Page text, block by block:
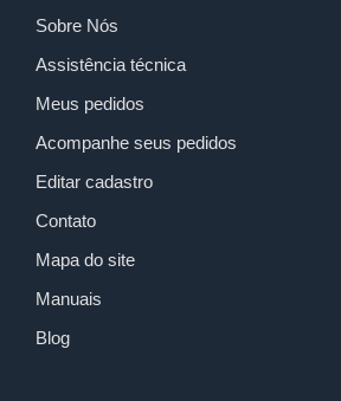
Sobre Nós
Assistência técnica
Meus pedidos
Acompanhe seus pedidos
Editar cadastro
Contato
Mapa do site
Manuais
Blog